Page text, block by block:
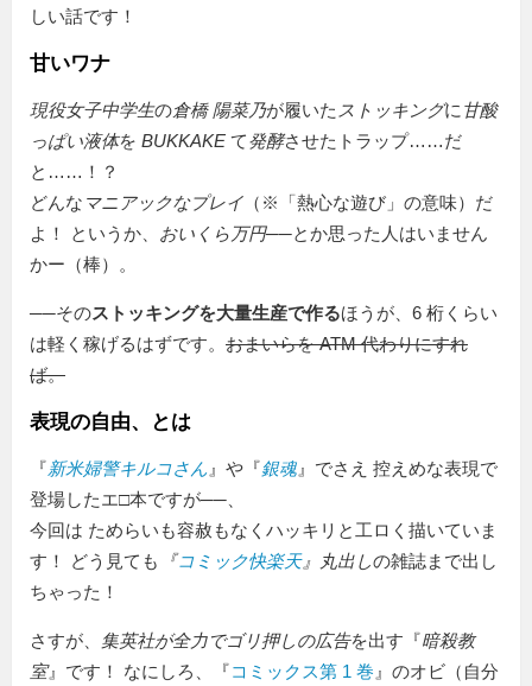
しい話です！
甘いワナ
現役女子中学生の倉橋 陽菜乃が履いた ストッキングに 甘酸
っぱい液体を BUKKAKE て発酵させたトラップ……だ
と……！？
どんな マニアックなプレイ （※「熱心な遊び」の意味）だ
よ！ というか、
おいくら万円──とか思った人はいません
かー（棒）。
──そのストッキングを大量生産で作るほうが、6 桁くらい
は軽く稼げるはずです。 おまいらを ATM 代わりにすれ
ば。
表現の自由、とは
『新米婦警キルコさん 』や『銀魂 』でさえ 控えめな表現で
登場したエ□本ですが──、
今回は ためらいも容赦もなくハッキリと工ロく描いていま
す！ どう見ても
『コミック快楽天』丸出しの雑誌まで出し
ちゃった！
さすが、 集英社が全力でゴリ押しの広告を出す『暗殺教
室』です！ なにしろ、『コミックス第 1 巻 』のオビ（自分